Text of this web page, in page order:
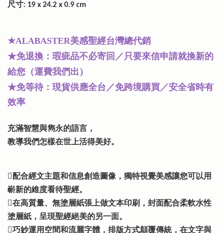
尺寸: 19 x 24.2 x 0.9 cm
★ALABASTER美感聖經台灣總代銷
★免退換：瑕疵品不必寄回／只要來信申請就換新的
給您（運費我們出）
★免等待：現貨供應全台／免跨境購買／安全省時有
效率
充滿智慧與雋永的語言，
教導我們怎樣在世上活得美好。
配合經文主題和信息創造圖像，獨特視覺美感讓您可以用
嶄新的維度看待聖經。
在高質量、無塗層紙張上做文本印刷，封面配合柔軟水性
塗層紙，呈現聖經絕美的另一面。
巧妙運用空間和流麗字體，排版方式顛覆傳統，在文字與